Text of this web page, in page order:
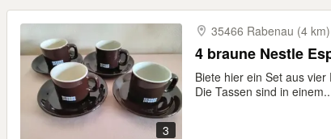
3
35466 Rabenau (4 km)
4 braune Nestle
Biete hier ein Set aus
Die Tassen sind in